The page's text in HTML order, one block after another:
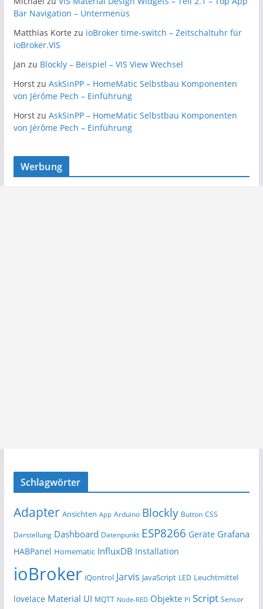
Bar Navigation – Untermenüs
Matthias Korte zu ioBroker time-switch – Zeitschaltuhr für
ioBroker.VIS
Jan zu Blockly – Beispiel – VIS View Wechsel
Horstzu AskSinPP – HomeMatic Selbstbau Komponenten
von Jérôme Pech – Einführung
Horstzu AskSinPP – HomeMatic Selbstbau Komponenten
von Jérôme Pech – Einführung
Werbung
Schlagwörter
Adapter Ansichten App Arduino Blockly Button CSS
Darstellung Dashboard Datenpunkt ESP8266 Geräte Grafana
HABPanel Homematic InfluxDB Installation
ioBroker iQontrol Jarvis JavaScript LED Leuchtmittel
lovelace Material UI MQTT Node-RED Objekte PI Script Sensor